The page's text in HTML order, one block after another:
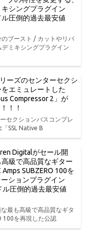
シングプラグイン
圧倒的過去最安値
のブースト / カットやリバ
ミキシングプラグイン
リーズのセンターセクシ
エミュレートした
Compressor 2」が
！！
セクションバスコンプレ
SSL Native B
Digitalがセール開
級で高品質なギター
SUBZERO 100を
ションプラグイン
ル圧倒的過去最安値
最も高級で高品質なギタ
100を再現した公認